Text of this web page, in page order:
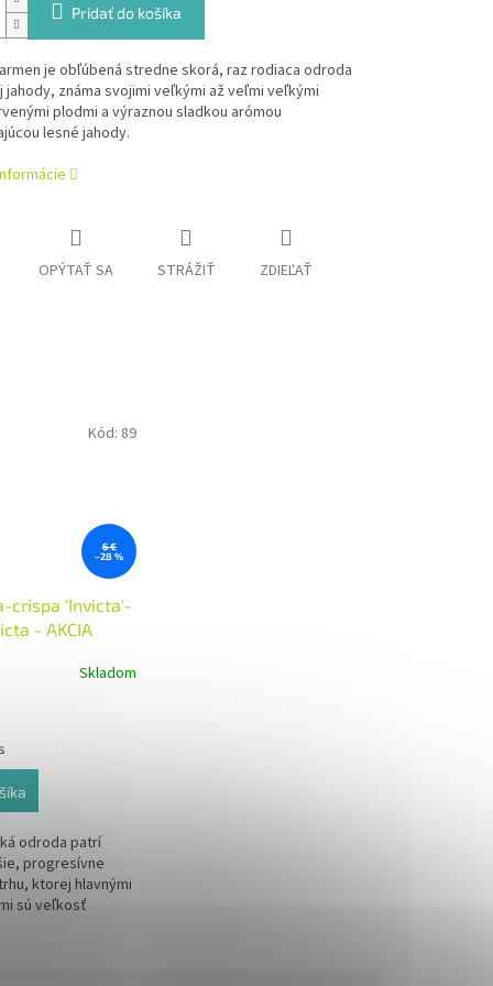
Pridať do košíka
je obľúbená stredne skorá, raz rodiaca odroda
jahody, známa svojimi veľkými až veľmi veľkými
plodmi a výraznou sladkou arómou
lesné jahody.
OPÝTAŤ SA STRÁŽIŤ ZDIEĽAŤ
6 €
–28 %
crispa 'Invicta'-
- AKCIA
Skladom
odroda patrí
progresívne
ktorej hlavnými
sú veľkosť
Kód: 89